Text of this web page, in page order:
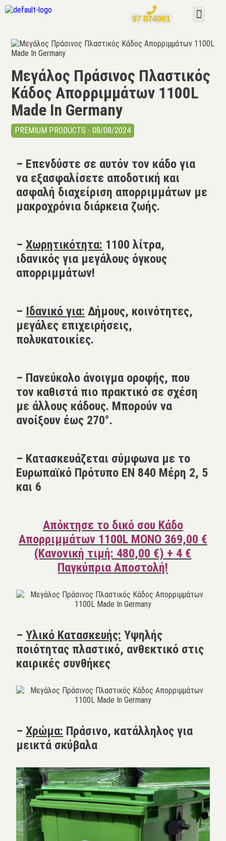
97 874061
Μεγάλος Πράσινος Πλαστικός
Κάδος Απορριμμάτων 1100L
Made In Germany
PREMIUM PRODUCTS - 08/08/2024
– Επενδύστε σε αυτόν τον κάδο για
να εξασφαλίσετε αποδοτική και
ασφαλή διαχείριση απορριμμάτων με
μακροχρόνια διάρκεια ζωής.
–Χωρητικότητα: 1100 λίτρα,
ιδανικός για μεγάλους όγκους
απορριμμάτων!
– Ιδανικό για: Δήμους, κοινότητες,
μεγάλες επιχειρήσεις,
πολυκατοικίες.
– Πανεύκολο άνοιγμα οροφής, που
τον καθιστά πιο πρακτικό σε σχέση
με άλλους κάδους. Μπορούν να
ανοίξουν έως 270°.
– Κατασκευάζεται σύμφωνα με το
Ευρωπαϊκό Πρότυπο EN 840 Μέρη 2, 5
και 6
Απόκτησε το δικό σου Κάδο
Απορριμμάτων 1100L ΜΟΝΟ 369,00 €
(Κανονική τιμή: 480,00 €) + 4 €
Παγκύπρια Αποστολή!
–Υλικό Κατασκευής: Υψηλής
ποιότητας πλαστικό, ανθεκτικό στις
καιρικές συνθήκες
–Χρώμα: Πράσινο, κατάλληλος για
μεικτά σκύβαλα